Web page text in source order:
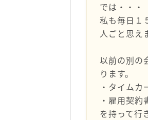
では・・・
私も毎日１
人ごと思え
以前の別の
ります。
・タイム
・雇用契約
を持って行